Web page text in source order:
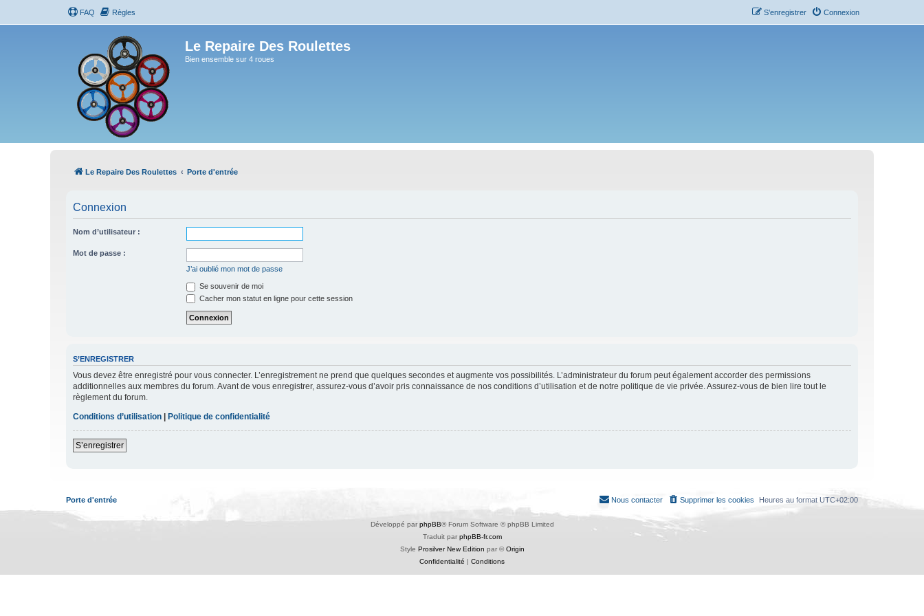
FAQ Règles Connexion
S’enregistrer
Le Repaire Des Roulettes
Bien ensemble sur 4 roues
Le Repaire Des Roulettes Porte d'entrée
Connexion
Nom d’utilisateur :
Mot de passe :
J’ai oublié mon mot de passe
Se souvenir de moi
Cacher mon statut en ligne pour cette session
S’ENREGISTRER
Vous devez être enregistré pour vous connecter. L’enregistrement ne prend que quelques secondes et augmente vos possibilités. L’administrateur du forum peut également accorder des permissions
additionnelles aux membres du forum. Avant de vous enregistrer, assurez-vous d’avoir pris connaissance de nos conditions d’utilisation et de notre politique de vie privée. Assurez-vous de bien lire tout le
règlement du forum.
Conditions d’utilisation | Politique de confidentialité
S’enregistrer
Porte d'entrée Heures au format UTC+02:00
Supprimer les cookies
Nous contacter
Développé par phpBB® Forum Software © phpBB Limited
Traduit par phpBB-fr.com
Style Prosilver New Edition par ©Origin
Confidentialité | Conditions